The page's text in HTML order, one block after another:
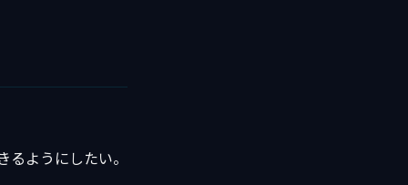
ようにしたい。